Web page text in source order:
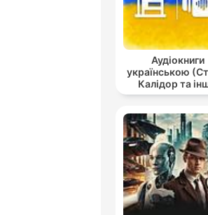
Аудіокниги
українською
Калідор та